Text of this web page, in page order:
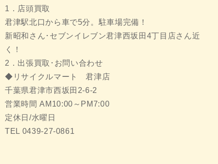
1．店頭買取
君津駅北口から車で5分。駐車場完備！
新昭和さん･セブンイレブン君津西坂田4丁目店さん近
く！
2．出張買取･お問い合わせ
◆リサイクルマート 君津店
千葉県君津市西坂田2-6-2
営業時間 AM10:00～PM7:00
定休日/水曜日
TEL 0439-27-0861